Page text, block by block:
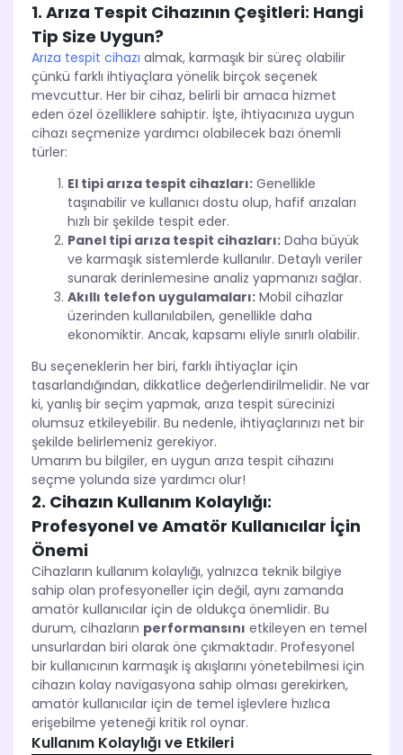
1. Arıza Tespit Cihazının Çeşitleri: Hangi
Tip Size Uygun?
Arıza tespit cihazı almak, karmaşık bir süreç olabilir
çünkü farklı ihtiyaçlara yönelik birçok seçenek
mevcuttur. Her bir cihaz, belirli bir amaca hizmet
eden özel özelliklere sahiptir. İşte, ihtiyacınıza uygun
cihazı seçmenize yardımcı olabilecek bazı önemli
türler:
El tipi arıza tespit cihazları: Genellikle
taşınabilir ve kullanıcı dostu olup, hafif arızaları
hızlı bir şekilde tespit eder.
Panel tipi arıza tespit cihazları: Daha büyük
ve karmaşık sistemlerde kullanılır. Detaylı veriler
sunarak derinlemesine analiz yapmanızı sağlar.
Akıllı telefon uygulamaları: Mobil cihazlar
üzerinden kullanılabilen, genellikle daha
ekonomiktir. Ancak, kapsamı eliyle sınırlı olabilir.
Bu seçeneklerin her biri, farklı ihtiyaçlar için
tasarlandığından, dikkatlice değerlendirilmelidir. Ne var
ki, yanlış bir seçim yapmak, arıza tespit sürecinizi
olumsuz etkileyebilir. Bu nedenle, ihtiyaçlarınızı net bir
şekilde belirlemeniz gerekiyor.
Umarım bu bilgiler, en uygun arıza tespit cihazını
seçme yolunda size yardımcı olur!
2. Cihazın Kullanım Kolaylığı:
Profesyonel ve Amatör Kullanıcılar İçin
Önemi
Cihazların kullanım kolaylığı, yalnızca teknik bilgiye
sahip olan profesyoneller için değil, aynı zamanda
amatör kullanıcılar için de oldukça önemlidir. Bu
durum, cihazların performansını etkileyen en temel
unsurlardan biri olarak öne çıkmaktadır. Profesyonel
bir kullanıcının karmaşık iş akışlarını yönetebilmesi için
cihazın kolay navigasyona sahip olması gerekirken,
amatör kullanıcılar için de temel işlevlere hızlıca
erişebilme yeteneği kritik rol oynar.
Kullanım Kolaylığı ve Etkileri